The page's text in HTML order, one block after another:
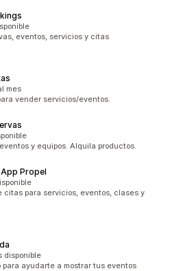
eventos, servicios y citas
mes
vender servicios/eventos.
y equipos. Alquila productos.
Propel
citas para servicios, eventos, clases y
disponible
ayudarte a mostrar tus eventos